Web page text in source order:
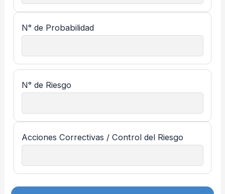
N° de Probabilidad
N° de Riesgo
Acciones Correctivas / Control del Riesgo